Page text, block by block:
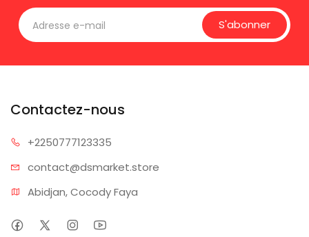
S'abonner
Contactez-nous
+2250777123335
contact@dsmarket.store
Abidjan, Cocody Faya